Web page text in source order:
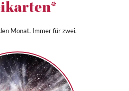
Monat. Immer für zwei.